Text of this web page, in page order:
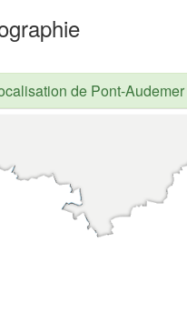
de Pont-Audemer